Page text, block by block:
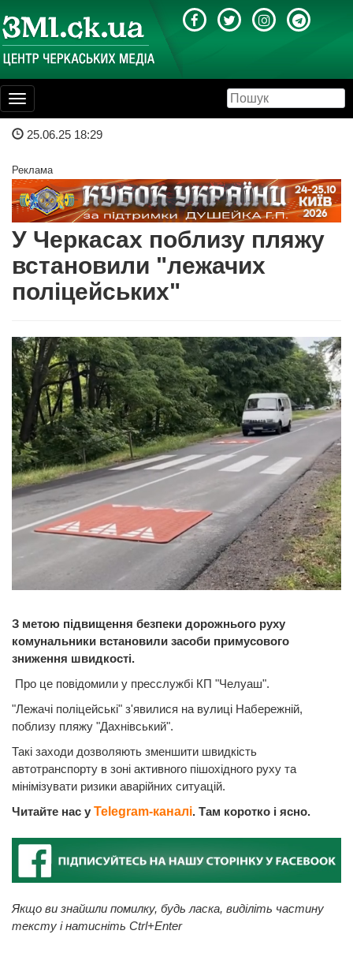
Toggle
navigation
25.06.25 18:29
Реклама
У Черкасах поблизу пляжу
встановили "лежачих
поліцейських"
З метою підвищення безпеки дорожнього руху
комунальники встановили засоби примусового
зниження швидкості.
Про це повідомили у пресслужбі КП "Челуаш".
"Лежачі поліцейські" з'явилися на вулиці Набережній,
поблизу пляжу "Дахнівський".
Такі заходи дозволяють зменшити швидкість
автотранспорту в зоні активного пішохідного руху та
мінімізувати ризики аварійних ситуацій.
Читайте нас у Telegram-каналі. Там коротко і ясно.
Якщо ви знайшли помилку, будь ласка, виділіть частину
тексту і натисніть Ctrl+Enter